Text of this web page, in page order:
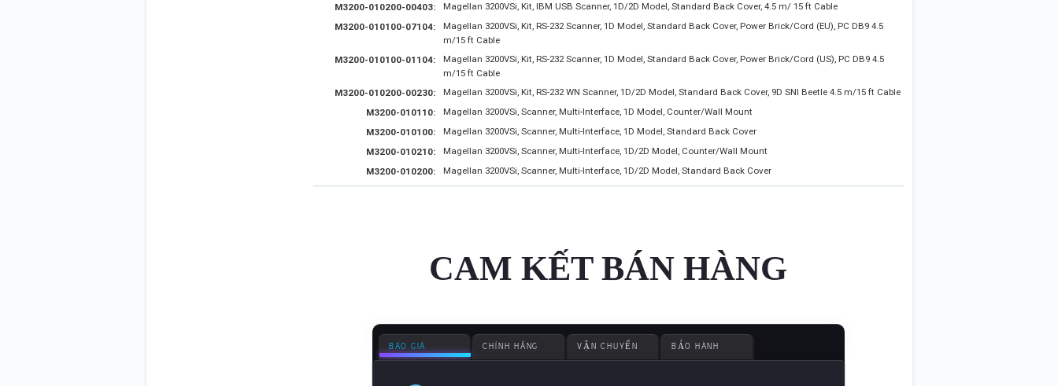
M3200-010200-00403:
Magellan 3200VSi, Kit, IBM USB Scanner, 1D/2D Model, Standard Back Cover, 4.5 m/ 15 ft Cable
M3200-010100-07104:
Magellan 3200VSi, Kit, RS-232 Scanner, 1D Model, Standard Back Cover, Power Brick/Cord (EU), PC DB9 4.5
m/15 ft Cable
M3200-010100-01104:
Magellan 3200VSi, Kit, RS-232 Scanner, 1D Model, Standard Back Cover, Power Brick/Cord (US), PC DB9 4.5
m/15 ft Cable
M3200-010200-00230:
Magellan 3200VSi, Kit, RS-232 WN Scanner, 1D/2D Model, Standard Back Cover, 9D SNI Beetle 4.5 m/15 ft Cable
M3200-010110:
Magellan 3200VSi, Scanner, Multi-Interface, 1D Model, Counter/Wall Mount
M3200-010100:
Magellan 3200VSi, Scanner, Multi-Interface, 1D Model, Standard Back Cover
M3200-010210:
Magellan 3200VSi, Scanner, Multi-Interface, 1D/2D Model, Counter/Wall Mount
M3200-010200:
Magellan 3200VSi, Scanner, Multi-Interface, 1D/2D Model, Standard Back Cover
CAM KẾT BÁN HÀNG
BÁO GIÁ CHÍNH HÃNG VẬN CHUYỂN BẢO HÀNH